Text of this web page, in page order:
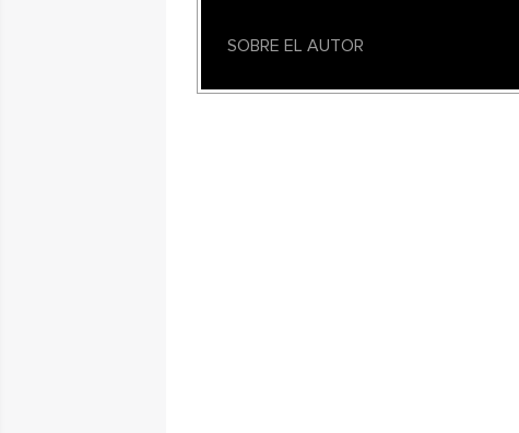
SOBRE EL AUTOR